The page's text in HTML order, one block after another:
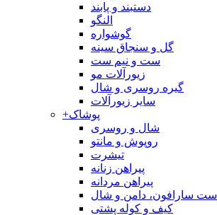
دستبند و پابند
النگو
گوشواره
گل و سنجاق سینه
ست و نیم ست
زیورآلات مو
گیره روسری و شال
سایر زیورآلات
+پوشاک
شال و روسری
روپوش و مانتو
تیشرت
پیراهن زنانه
پیراهن مردانه
ست سارافون، دامن و شال
کیف و کوله پشتی